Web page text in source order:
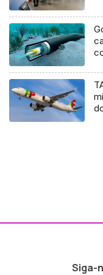
Siga-